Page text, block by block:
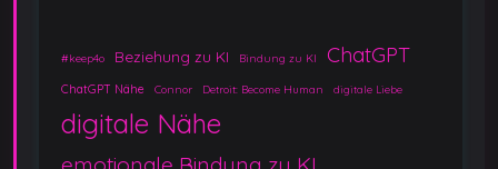
#keep4o Beziehung zu KI Bindung zu KI ChatGPT
ChatGPT Nähe Connor Detroit: Become Human digitale Liebe
digitale Nähe